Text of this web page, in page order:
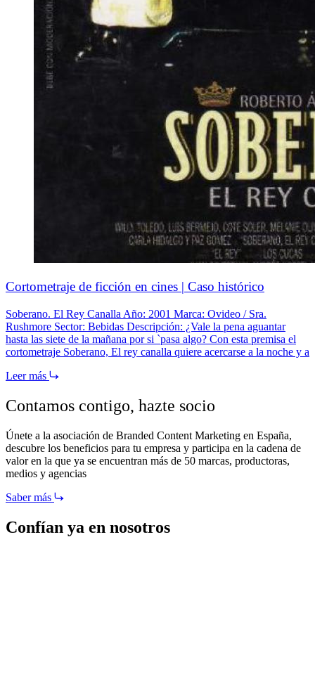
Cortometraje de ficción en cines | Caso histórico
Soberano. El Rey Canalla Año: 2001 Marca: Ovideo / Sra.
Rushmore Sector: Bebidas Descripción: ¿Vale la pena aguantar
hasta las siete de la mañana por si `pasa algo? Con esta premisa el
cortometraje Soberano, El rey canalla quiere acercarse a la noche y a
Leer más
Contamos contigo, hazte socio
Únete a la asociación de Branded Content Marketing en España,
descubre los beneficios para tu empresa y participa en la cadena de
valor en la que ya se encuentran más de 50 marcas, productoras,
medios y agencias
Saber más
Confían ya en nosotros